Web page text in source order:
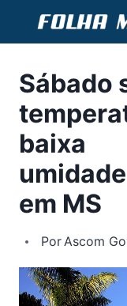
Conteúdo
Sábado
baixa
em MS
PorAscom